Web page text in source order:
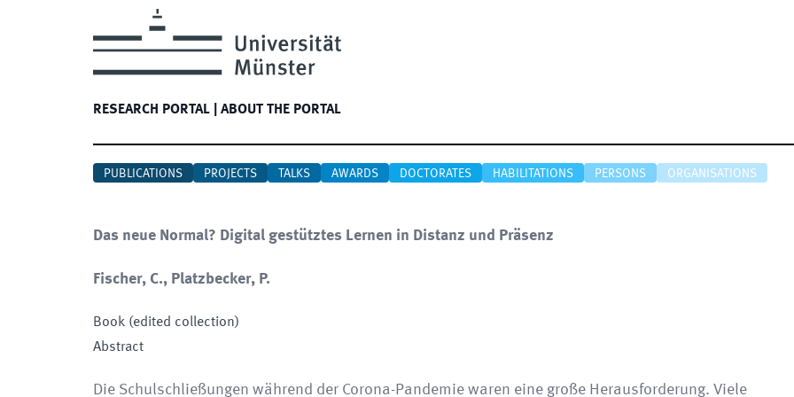
RESEARCH PORTAL ABOUT THE PORTAL
PUBLICATIONS PROJECTS TALKS AWARDS DOCTORATES HABILITATIONS PERSONS ORGANISATIONS
Das neue Normal? Digital gestütztes Lernen in Distanz und Präsenz
Fischer, C., Platzbecker, P.
Book (edited collection)
Abstract
Die Schulschließungen während der Corona-Pandemie waren eine große Herausforderung. Viele